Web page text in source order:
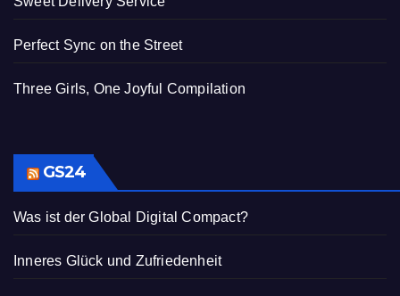
Perfect Sync on the Street
Three Girls, One Joyful Compilation
GS24
Was ist der Global Digital Compact?
Inneres Glück und Zufriedenheit